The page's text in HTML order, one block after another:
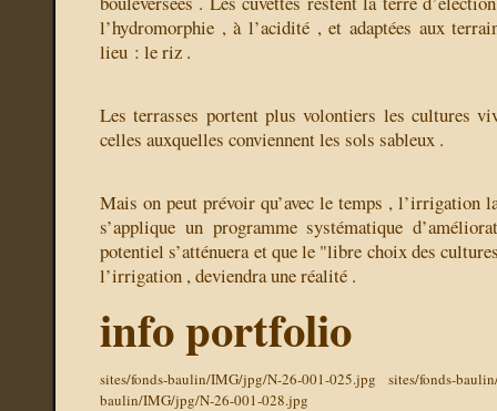
l’hydromorphie , à l’acidité , et adaptées aux
lieu : le riz .
Les terrasses portent plus volontiers les cultures
celles auxquelles conviennent les sols sableux .
Mais on peut prévoir qu’avec le temps , l’irrigation
s’applique un programme systématique
potentiel s’atténuera et que le "libre choix des
l’irrigation , deviendra une réalité .
info portfolio
sites/fonds-baulin/IMG/jpg/N-26-001-025.jpg
sites/fonds-
baulin/IMG/jpg/N-26-001-028.jpg